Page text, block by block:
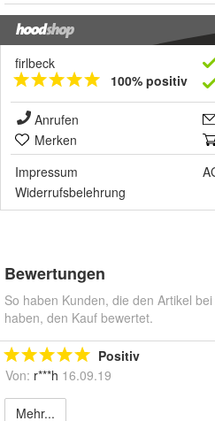
firlbeck
100% positiv
Anrufen
Merken
Impressum
Widerrufsbelehrung
Bewertungen
So haben Kunden, die den Artikel
haben, den Kauf bewertet.
Positiv
Von: r***h 16.09.19
Mehr...